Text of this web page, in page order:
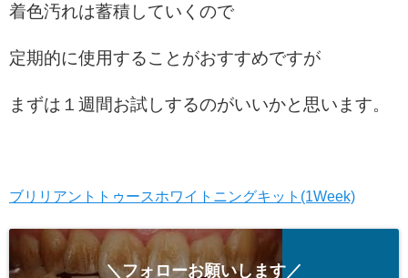
着色汚れは蓄積していくので
定期的に使用することがおすすめですが
まずは１週間お試しするのがいいかと思います。
ブリリアントトゥースホワイトニングキット(1Week)
＼フォローお願いします／